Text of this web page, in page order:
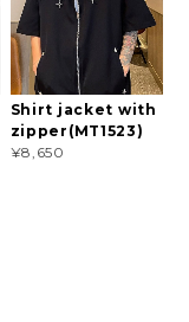
Shirt jacket with
zipper(MT1523)
¥8,650